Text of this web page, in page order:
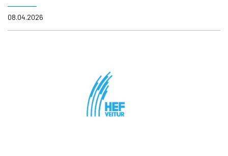
08.04.2026
verða skipulagðar á vormánuðum 2026.